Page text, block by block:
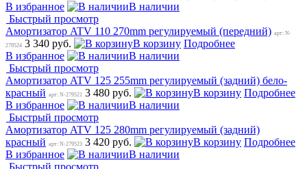
В избранное
В наличии
Быстрый просмотр
Амортизатор ATV 110 270mm регулируемый (передний) арт: N-
279524 3 340 руб. В корзину Подробнее
В избранное
В наличии
Быстрый просмотр
Амортизатор ATV 125 255mm регулируемый (задний) бело-
красный арт: N-279521 3 480 руб. В корзину Подробнее
В избранное
В наличии
Быстрый просмотр
Амортизатор ATV 125 280mm регулируемый (задний)
красный арт: N-279523 3 420 руб. В корзину Подробнее
В избранное
В наличии
Быстрый просмотр